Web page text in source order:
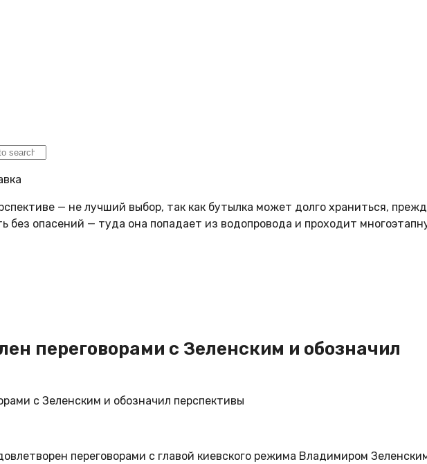
— не лучший выбор, так как бутылка может долго храниться,
без опасений — туда она попадает из водопровода и проходит
переговорами с Зеленским и обозначил
переговорами с главой киевского режима Владимиром